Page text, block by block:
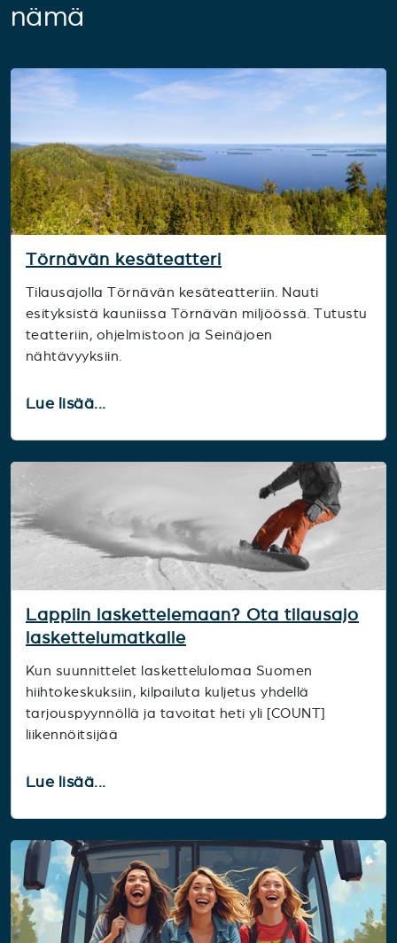
nämä
Törnävän kesäteatteri
Tilausajolla Törnävän kesäteatteriin. Nauti
esityksistä kauniissa Törnävän miljöössä. Tutustu
teatteriin, ohjelmistoon ja Seinäjoen
nähtävyyksiin.
Lue lisää...
Lappiin laskettelemaan? Ota tilausajo
laskettelumatkalle
Kun suunnittelet laskettelulomaa Suomen
hiihtokeskuksiin, kilpailuta kuljetus yhdellä
tarjouspyynnöllä ja tavoitat heti yli [COUNT]
liikennöitsijää
Lue lisää...